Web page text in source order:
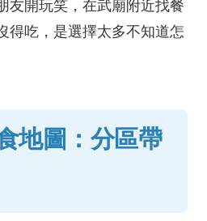
友開玩笑，在武廟附近找餐
得吃，是選擇太多不知道怎
地圖：分區帶